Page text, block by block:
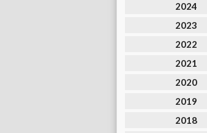
2024
2023
2022
2021
2020
2019
2018